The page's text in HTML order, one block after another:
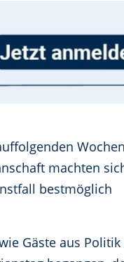
machten
bestmöglich
Gäste aus